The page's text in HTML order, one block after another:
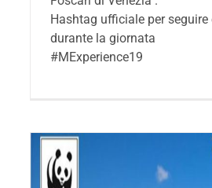
Hashtag ufficiale per
durante la giornata
#MExperience19